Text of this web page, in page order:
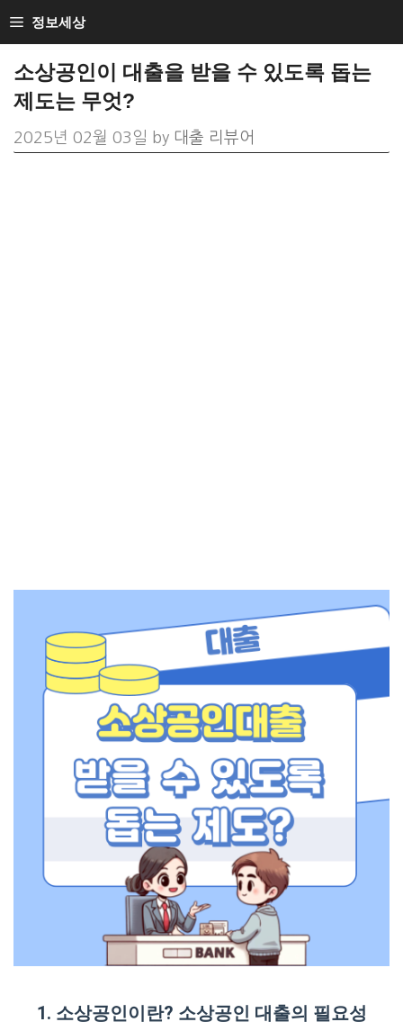
Skip
to
content
정보세상
소상공인이 대출을 받을 수 있도록 돕는
제도는 무엇?
2025년 02월 03일 by 대출 리뷰어
1. 소상공인이란? 소상공인 대출의 필요성